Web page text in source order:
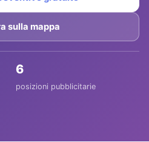
sulla mappa
6
posizioni pubblicitarie